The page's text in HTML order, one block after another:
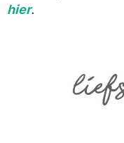
hier.